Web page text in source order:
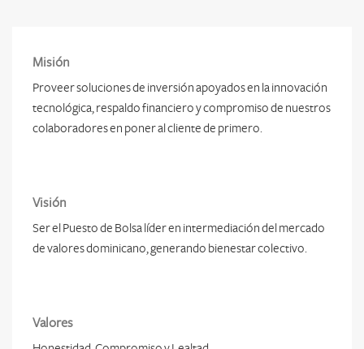
Misión
Proveer soluciones de inversión apoyados en la innovación
tecnológica, respaldo financiero y compromiso de nuestros
colaboradores en poner al cliente de primero.
Visión
Ser el Puesto de Bolsa líder en intermediación del mercado
de valores dominicano, generando bienestar colectivo.
Valores